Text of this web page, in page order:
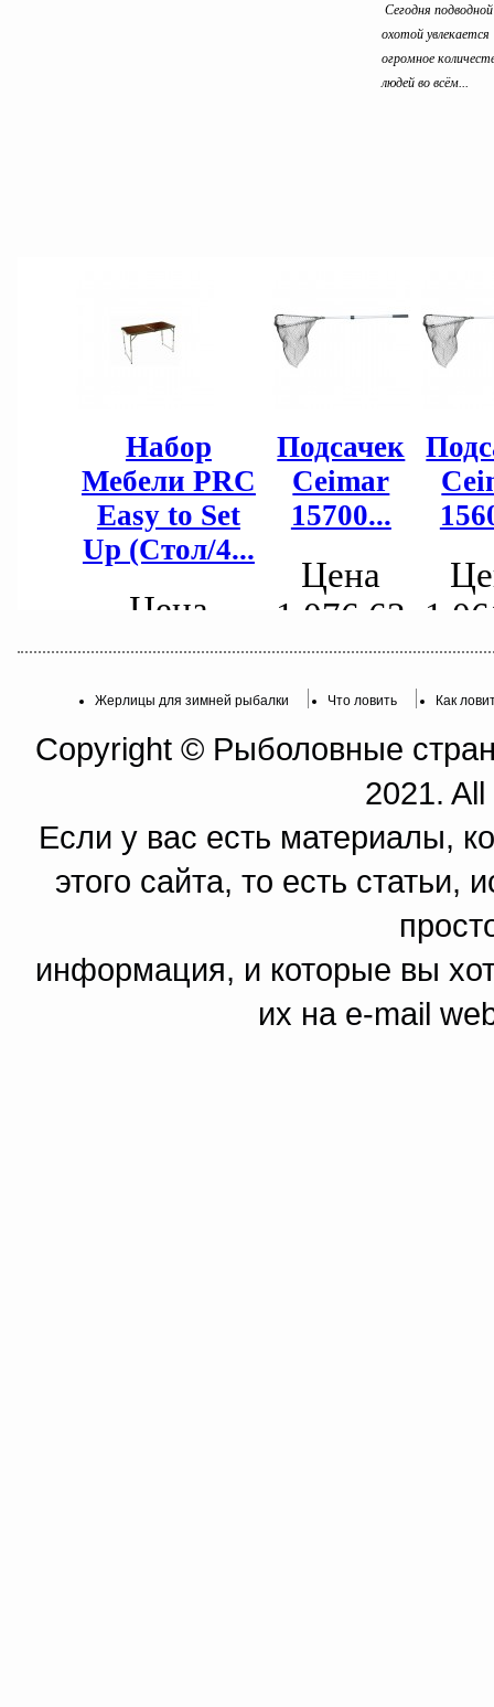
Сегодня подводной
охотой увлекается
огромное
людей во всём...
Жерлицы для зимней рыбалки Что ловить Как
Copyright © Рыболовные
2021.
Если у вас есть материалы,
этого сайта, то есть
информация, и которые вы
их на e-mail